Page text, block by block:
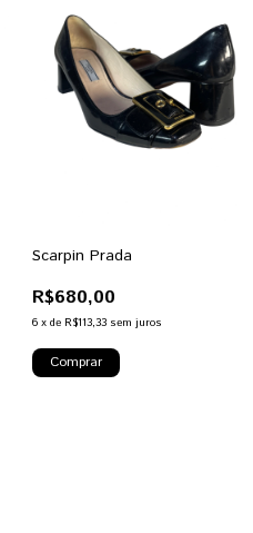
Scarpin Prada
R$680,00
6 x de R$113,33 sem juros